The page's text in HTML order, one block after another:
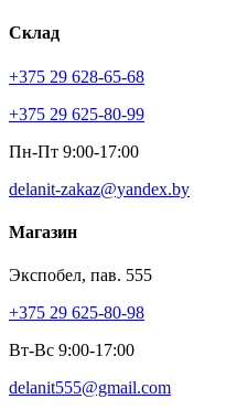
Склад
+375 29 628-65-68
+375 29 625-80-99
Пн-Пт 9:00-17:00
delanit-zakaz@yandex.by
Магазин
Экспобел, пав. 555
+375 29 625-80-98
Вт-Вс 9:00-17:00
delanit555@gmail.com